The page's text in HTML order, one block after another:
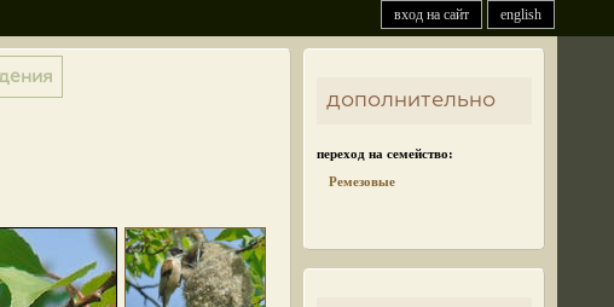
english
вход на сайт
дополнительно
переход на семейство:
Ремезовые